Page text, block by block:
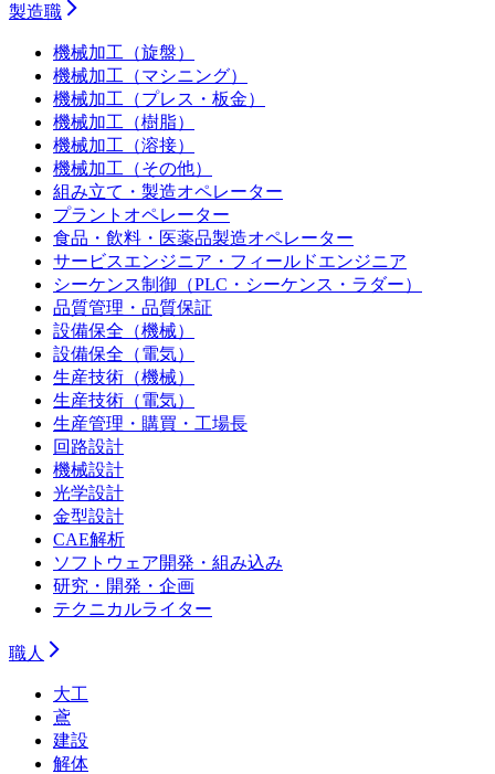
製造職
機械加工（旋盤）
機械加工（マシニング）
機械加工（プレス・板金）
機械加工（樹脂）
機械加工（溶接）
機械加工（その他）
組み立て・製造オペレーター
プラントオペレーター
食品・飲料・医薬品製造オペレーター
サービスエンジニア・フィールドエンジニア
シーケンス制御（PLC・シーケンス・ラダー）
品質管理・品質保証
設備保全（機械）
設備保全（電気）
生産技術（機械）
生産技術（電気）
生産管理・購買・工場長
回路設計
機械設計
光学設計
金型設計
CAE解析
ソフトウェア開発・組み込み
研究・開発・企画
テクニカルライター
職人
大工
鳶
建設
解体